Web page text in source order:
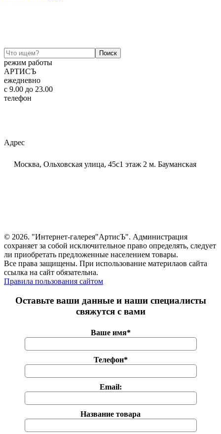
режим работы
АРТИСЪ
ежедневно
c 9.00 до 23.00
телефон
Адрес
Москва, Ольховская улица, 45с1 этаж 2 м. Бауманская
© 2026. "Интернет-галерея"АртисЪ". Администрация
сохраняет за собой исключительное право определять, следует
ли приобретать предложенные населением товары.
Все права защищены. При использование материлаов сайта
ссылка на сайт обязательна.
Правила пользования сайтом
Оставьте ваши данные и наши специалисты
свяжутся с вами
Ваше имя*
Телефон*
Email:
Название товара